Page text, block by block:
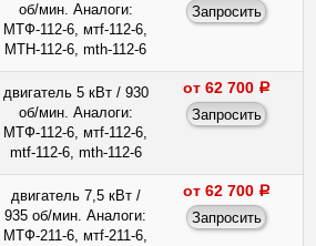
об/мин. Аналоги:
МТФ-112-6, мтf-112-6,
МТН-112-6, mth-112-6
двигатель 5 кВт / 930
об/мин. Аналоги:
МТФ-112-6, мтf-112-6,
mtf-112-6, mth-112-6
от 62 700 a
двигатель 7,5 кВт /
935 об/мин. Аналоги:
МТФ-211-6, мтf-211-6,
от 62 700 a